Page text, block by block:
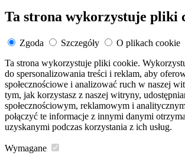
Ta strona wykorzystuje pliki
Zgoda Szczegóły
O plikach cookie
Ta strona wykorzystuje pliki cookie.
do spersonalizowania treści i reklam, aby
społecznościowe i analizować ruch w naszej
tym, jak korzystasz z naszej witryny,
społecznościowym, reklamowym i
połączyć te informacje z innymi danymi
uzyskanymi podczas korzystania z ich usług.
Wymagane